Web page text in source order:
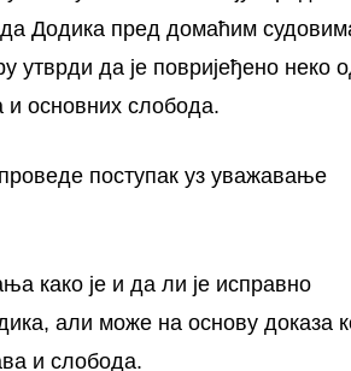
Додика пред домаћим
утврди да је повријеђено неко
и основних слобода.
поступак уз уважавање
како је и да ли је исправно
али може на основу доказа
и слобода.